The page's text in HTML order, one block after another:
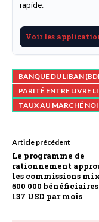
rapide.
Voir les
BANQUE DU LIBAN
PARITÉ ENTRE LIVRE
TAUX AU MARCHÉ
Article précédent
Le programme de
rationnement
les commissions
500 000
137 USD par mois